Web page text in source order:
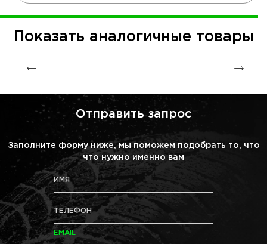
Показать аналогичные товары
Отправить запрос
Заполните форму ниже, мы поможем подобрать то, что
что нужно именно вам
ИМЯ
ТЕЛЕФОН
EMAIL